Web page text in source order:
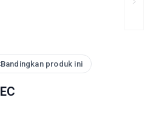
Bandingkan produk ini